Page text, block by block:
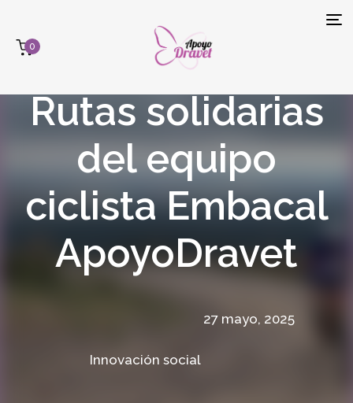
0
Rutas solidarias
del equipo
ciclista Embacal
ApoyoDravet
27 mayo, 2025
Innovación social